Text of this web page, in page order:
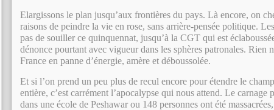
Elargissons le plan jusqu’aux frontières du pays. Là encore, on
raisons de peindre la vie en rose, sans arrière-pensée politique.
pas de souiller ce quinquennat, jusqu’à la CGT qui est
dénonce pourtant avec vigueur dans les sphères patronales. Rien
France en panne d’énergie, amère et déboussolée.
Et si l’on prend un peu plus de recul encore pour étendre le
entière, c’est carrément l’apocalypse qui nous attend. Le carnage
dans une école de Peshawar ou 148 personnes ont été